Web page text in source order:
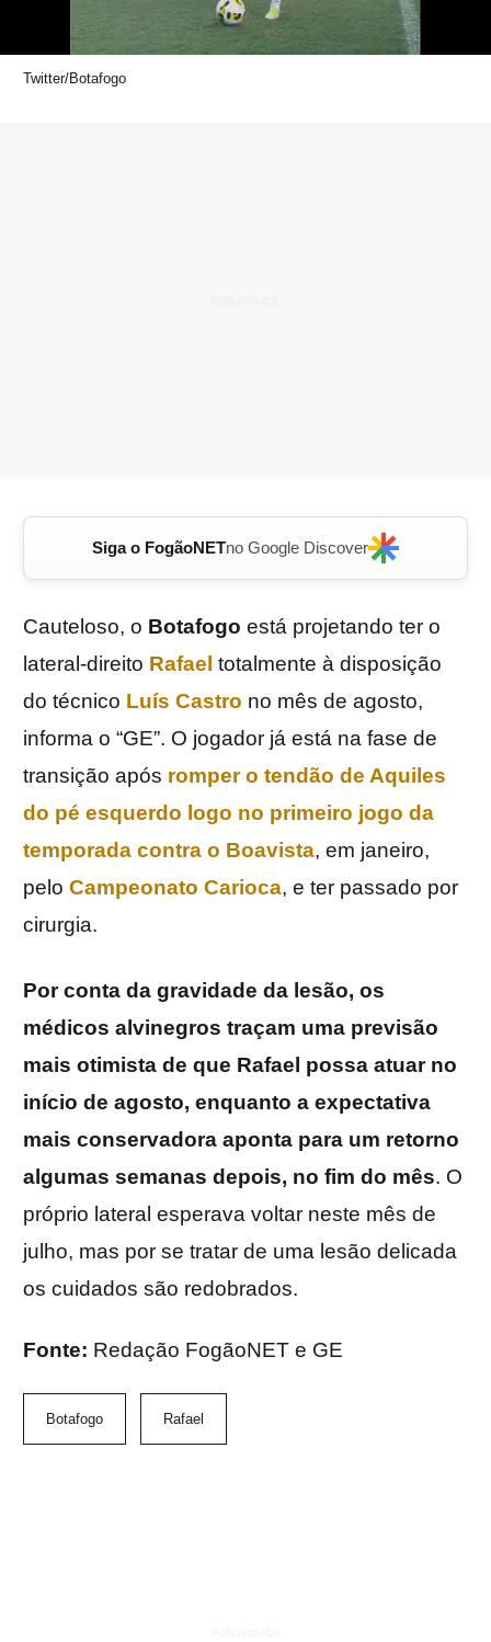
Twitter/Botafogo
Siga o FogãoNETno Google Discover
Cauteloso, o Botafogo está projetando ter o
lateral-direito Rafael totalmente à disposição
do técnico Luís Castro no mês de agosto,
informa o “GE”. O jogador já está na fase de
transição após romper o tendão de Aquiles
do pé esquerdo logo no primeiro jogo da
temporada contra o Boavista, em janeiro,
pelo Campeonato Carioca, e ter passado por
cirurgia.
Por conta da gravidade da lesão, os
médicos alvinegros traçam uma previsão
mais otimista de que Rafael possa atuar no
início de agosto, enquanto a expectativa
mais conservadora aponta para um retorno
algumas semanas depois, no fim do mês. O
próprio lateral esperava voltar neste mês de
julho, mas por se tratar de uma lesão delicada
os cuidados são redobrados.
Fonte: Redação FogãoNET e GE
Botafogo Rafael